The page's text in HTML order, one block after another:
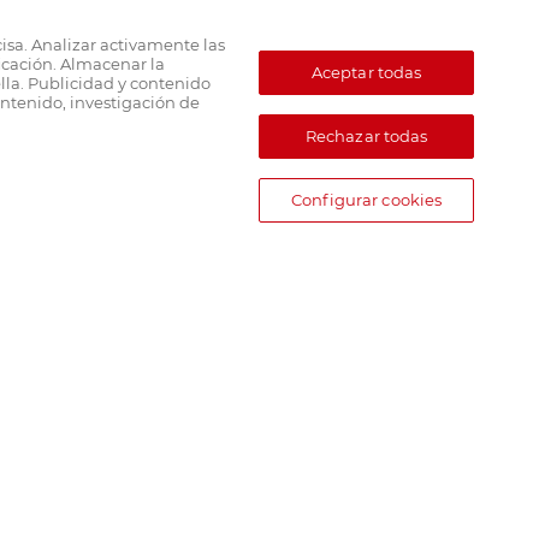
Analizar activamente las
Almacenar la
Publicidad y contenido
investigación de
Aceptar todas
Rechazar todas
Configurar cookies